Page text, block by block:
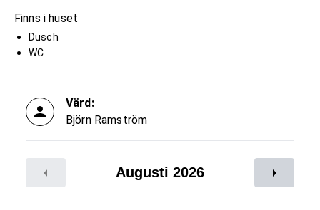
Finns i huset
Dusch
WC
Värd:
Björn Ramström
Augusti 2026